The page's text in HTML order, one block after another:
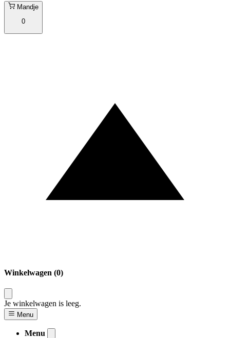
Mandje
0
Winkelwagen (0)
Je winkelwagen is leeg.
Menu
Menu